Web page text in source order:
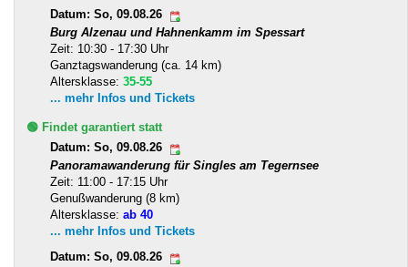
Datum: So, 09.08.26
Burg Alzenau und Hahnenkamm im Spessart
Zeit: 10:30 - 17:30 Uhr
Ganztagswanderung (ca. 14 km)
Altersklasse: 35-55
... mehr Infos und Tickets
🟢 Findet garantiert statt
Datum: So, 09.08.26
Panoramawanderung für Singles am Tegernsee
Zeit: 11:00 - 17:15 Uhr
Genußwanderung (8 km)
Altersklasse: ab 40
... mehr Infos und Tickets
Datum: So, 09.08.26